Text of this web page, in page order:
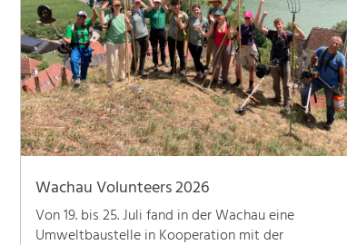
Wachau Volunteers 2026
Von 19. bis 25. Juli fand in der Wachau eine
Umweltbaustelle in Kooperation mit der